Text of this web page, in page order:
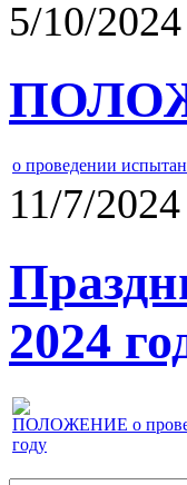
5/10/2024
о проведении
11/7/2024
2024
ПОЛОЖЕНИЕ о
году